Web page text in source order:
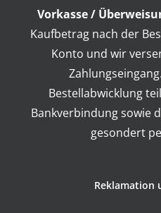
Vorkasse /
Kaufbetrag nach der
Konto und wir
Bestellabwicklung
Bankverbindung sowie
gesondert
Reklamation